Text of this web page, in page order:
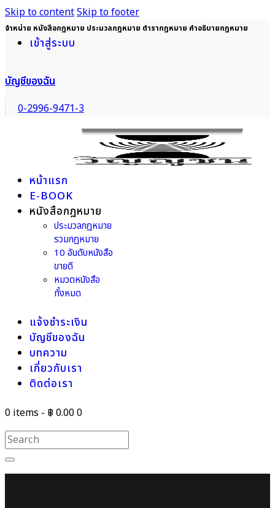
Skip to contentSkip to footer
จำหน่าย หนังสือกฎหมาย ประมวลกฎหมาย ตำรากฎหมาย คำอธิบายกฎหมาย
เข้าสู่ระบบ
บัญชีของฉัน
0-2996-9471-3
หน้าแรก
E-BOOK
หนังสือกฎหมาย
ประมวลกฎหมาย
รวมกฎหมาย
10 อันดับหนังสือ
ขายดี
หมวดหนังสือ
ทั้งหมด
แจ้งชำระเงิน
บัญชีของฉัน
บทความ
เกี่ยวกับเรา
ติดต่อเรา
0 items - ฿ 0.000